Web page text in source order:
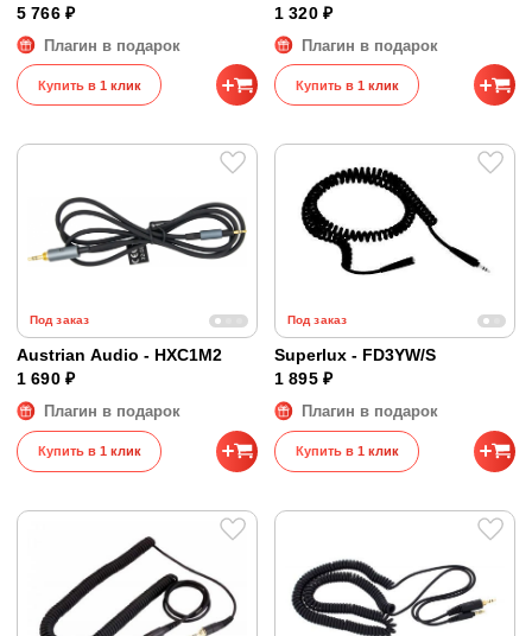
5 766 ₽
Плагин в подарок
Купить в 1 клик
1 320 ₽
Плагин в подарок
Купить в 1 клик
Под заказ
Austrian Audio - HXC1M2
1 690 ₽
Плагин в подарок
Купить в 1 клик
Под заказ
Superlux - FD3YW/S
1 895 ₽
Плагин в подарок
Купить в 1 клик